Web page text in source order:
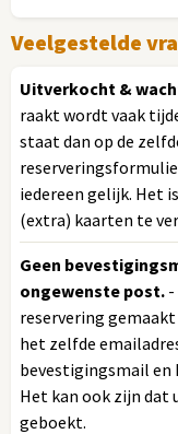
Veelgestelde
Uitverkocht &
raakt wordt vaak
staat dan op de
iedereen gelijk. Het
(extra) kaarten te
Geen
ongewenste post.
reservering
het zelfde
bevestigingsmail en
Het kan ook zijn dat
geboekt.